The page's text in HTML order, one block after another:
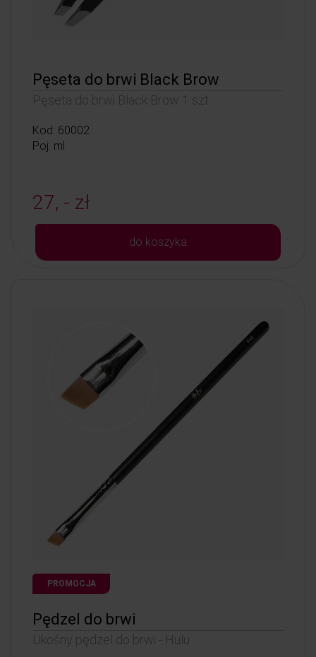
Pęseta do brwi Black Brow
Pęseta do brwi Black Brow 1 szt.
Kod: 60002
Poj: ml
27, - zł
do koszyka
PROMOCJA
Pędzel do brwi
Ukośny pędzel do brwi - Hulu